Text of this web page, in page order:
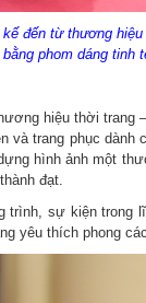
đến từ thương
phom dáng tinh
hiệu thời trang
và trang phục dành
hình ảnh một
đạt.
trình, sự kiện trong
yêu thích phong